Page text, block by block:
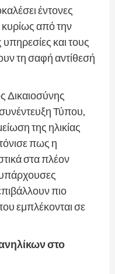
έντονες
κυρίως από την
και τους
τη σαφή αντίθεσή
Δικαιοσύνης
Τύπου,
της ηλικίας
πως η
στα πλέον
πιο
εμπλέκονται σε
στο